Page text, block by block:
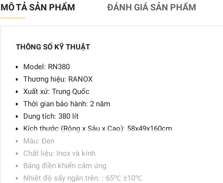
MÔ TẢ SẢN PHẨM ĐÁNH GIÁ SẢN PHẨM
THÔNG SỐ KỸ THUẬT
Model: RN380
Thương hiệu: RANOX
Xuất xứ: Trung Quốc
Thời gian bảo hành: 2 năm
Dung tích: 380 lít
Kích thước (Rộng x Sâu x Cao): 58x49x160cm
Màu: Đen
Chất liệu: Inox và kính
Bảng điền khiển cảm ứng
Nhiệt độ sấy ngăn trên: : 65℃ ±10℃
9.480.000₫
TỦ SẤY BÁT ĐĨA CÔNG
11.500.000₫
Tủ sấy quần áo YTD368
7.580.000₫